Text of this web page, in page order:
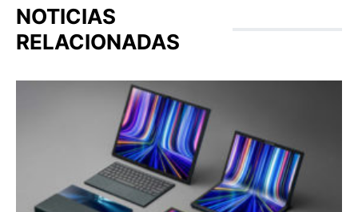
NOTICIAS
RELACIONADAS